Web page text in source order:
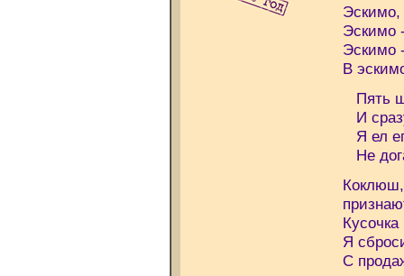
Эскимо,
Эскимо
Эскимо
В
Пять
И
Я ел
Не
Я
С